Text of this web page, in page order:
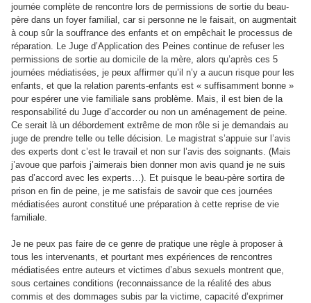
journée complète de rencontre lors de permissions de sortie du beau-
père dans un foyer familial, car si personne ne le faisait, on augmentait
à coup sûr la souffrance des enfants et on empêchait le processus de
réparation. Le Juge d’Application des Peines continue de refuser les
permissions de sortie au domicile de la mère, alors qu’après ces 5
journées médiatisées, je peux affirmer qu’il n’y a aucun risque pour les
enfants, et que la relation parents-enfants est « suffisamment bonne »
pour espérer une vie familiale sans problème. Mais, il est bien de la
responsabilité du Juge d’accorder ou non un aménagement de peine.
Ce serait là un débordement extrême de mon rôle si je demandais au
juge de prendre telle ou telle décision. Le magistrat s’appuie sur l’avis
des experts dont c’est le travail et non sur l’avis des soignants. (Mais
j’avoue que parfois j’aimerais bien donner mon avis quand je ne suis
pas d’accord avec les experts…). Et puisque le beau-père sortira de
prison en fin de peine, je me satisfais de savoir que ces journées
médiatisées auront constitué une préparation à cette reprise de vie
familiale.
Je ne peux pas faire de ce genre de pratique une règle à proposer à
tous les intervenants, et pourtant mes expériences de rencontres
médiatisées entre auteurs et victimes d’abus sexuels montrent que,
sous certaines conditions (reconnaissance de la réalité des abus
commis et des dommages subis par la victime, capacité d’exprimer